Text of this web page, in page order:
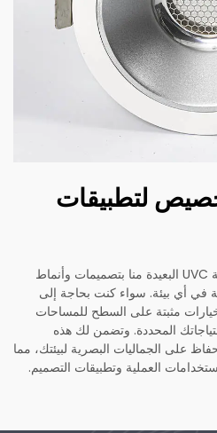
لتطبيقات
تأتي مصابيح الإضاءة العاملة بتقنية UVC البعيدة منا بتصميمات وأنماط
في أي بيئة. سواء كنت بحاجة إلى
مثبتة على السطح للمساحات
المحددة. وتضمن لك هذه
على الجماليات البصرية لبيئتك، مما
العملية وتطبيقات التصميم.